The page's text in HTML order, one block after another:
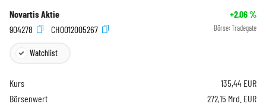
Novartis Aktie +2,06%
904278
CH0012005267 Börse: Tradegate
Watchlist
Kurs 135,44 EUR
Börsenwert
272,15 Mrd. EUR